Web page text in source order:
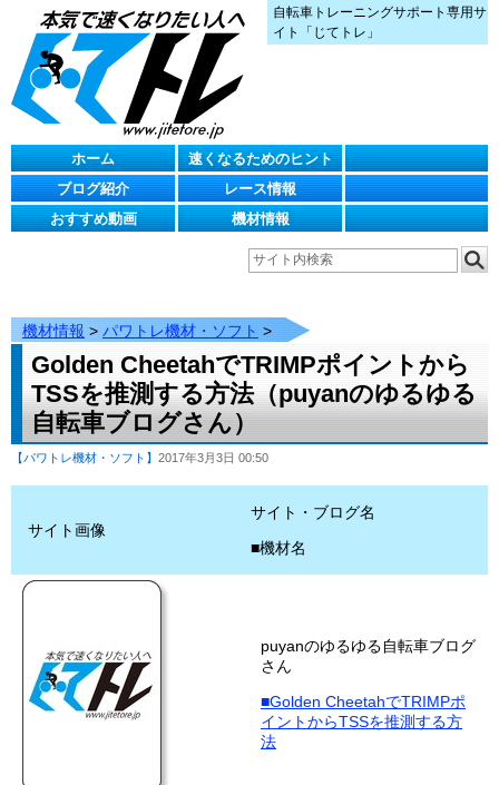
自転車トレーニングサポート専用サ
イト「じてトレ」
ホーム
速くなるためのヒント
ブログ紹介
レース情報
おすすめ動画
機材情報
機材情報 > パワトレ機材・ソフト >
Golden CheetahでTRIMPポイントから
TSSを推測する方法（puyanのゆるゆる
自転車ブログさん）
【パワトレ機材・ソフト】 2017年3月3日 00:50
サイト画像
サイト・ブログ名
■機材名
puyanのゆるゆる自転車ブログ
さん
■Golden CheetahでTRIMPポ
イントからTSSを推測する方
法